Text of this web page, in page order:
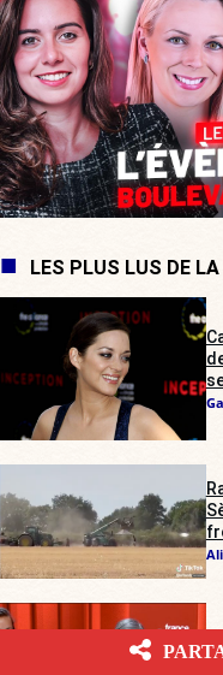
LES PLUS LUS DE